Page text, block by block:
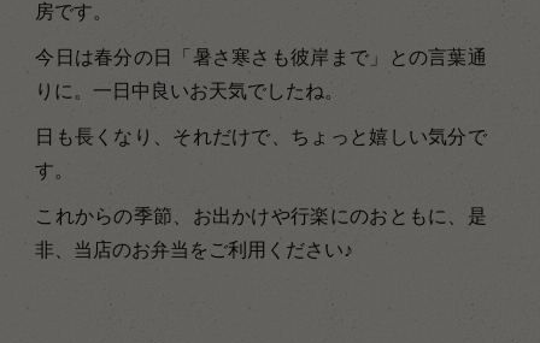
房です。
今日は春分の日「暑さ寒さも彼岸まで」との言葉通
りに。一日中良いお天気でしたね。
日も長くなり、それだけで、ちょっと嬉しい気分で
す。
これからの季節、お出かけや行楽にのおともに、是
非、当店のお弁当をご利用ください♪